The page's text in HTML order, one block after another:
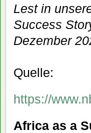
Lest in
Success
Dezember
Quelle:
https://
Africa as a